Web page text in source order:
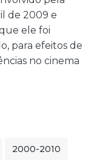
de 2009 e
ele foi
para efeitos de
no cinema
2000-2010